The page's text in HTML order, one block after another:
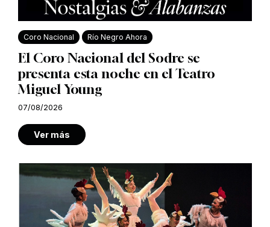
Coro Nacional Río Negro Ahora
El Coro Nacional del Sodre se
presenta esta noche en el Teatro
Miguel Young
07/08/2026
Ver más